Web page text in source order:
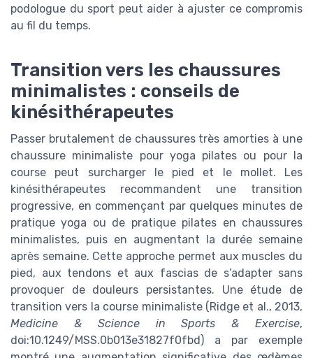
podologue du sport peut aider à ajuster ce compromis
au fil du temps.
Transition vers les chaussures
minimalistes : conseils de
kinésithérapeutes
Passer brutalement de chaussures très amorties à une
chaussure minimaliste pour yoga pilates ou pour la
course peut surcharger le pied et le mollet. Les
kinésithérapeutes recommandent une transition
progressive, en commençant par quelques minutes de
pratique yoga ou de pratique pilates en chaussures
minimalistes, puis en augmentant la durée semaine
après semaine. Cette approche permet aux muscles du
pied, aux tendons et aux fascias de s’adapter sans
provoquer de douleurs persistantes. Une étude de
transition vers la course minimaliste (Ridge et al., 2013,
Medicine & Science in Sports & Exercise,
doi:10.1249/MSS.0b013e31827f0fbd) a par exemple